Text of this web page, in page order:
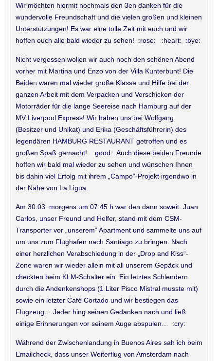
Wir möchten hiermit nochmals den 3en danken für die
wundervolle Freundschaft und die vielen großen und kleinen
Unterstützungen! Es war eine tolle Zeit mit euch und wir
hoffen euch alle bald wieder zu sehen! :rose: :heart: :bye:
Nicht vergessen wollen wir auch noch den schönen Abend
vorher mit Martina und Enzo von der Villa Kunterbunt! Die
Beiden waren mal wieder große Klasse und Hilfe bei der
ganzen Arbeit mit dem Verpacken und Verschicken der
Motorräder für die lange Seereise nach Hamburg auf der
MV Liverpool Express! Wir haben uns bei Wolfgang
(Besitzer und Unikat) und Erika (Geschäftsführerin) des
legendären HAMBURG RESTAURANT getroffen und es
großen Spaß gemacht! :good: Auch diese beiden Freunde
hoffen wir bald mal wieder zu sehen und wünschen Ihnen
bis dahin viel Erfolg mit ihrem „Campo“-Projekt irgendwo in
der Nähe von La Ligua.
Am 30.03. morgens um 07.45 h war den dann soweit. Juan
Carlos, unser Freund und Helfer, stand mit dem CSM-
Transporter vor „unserem“ Apartment und sammelte uns auf
um uns zum Flughafen nach Santiago zu bringen. Nach
einer herzlichen Verabschiedung in der „Drop and Kiss“-
Zone waren wir wieder allein mit all unserem Gepäck und
checkten beim KLM-Schalter ein. Ein letztes Schlendern
durch die Andenkenshops (1 Liter Pisco Mistral musste mit)
sowie ein letzter Café Cortado und wir bestiegen das
Flugzeug… Jeder hing seinen Gedanken nach und ließ
einige Erinnerungen vor seinem Auge abspulen… :cry:
Während der Zwischenlandung in Buenos Aires sah ich beim
Emailcheck, dass unser Weiterflug von Amsterdam nach